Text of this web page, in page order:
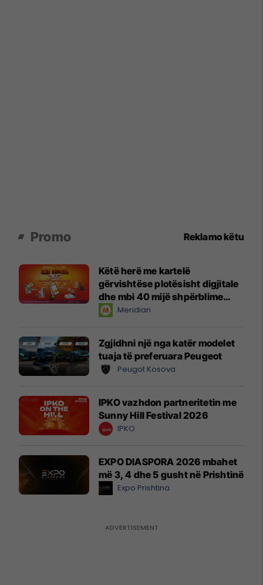
Promo Reklamo këtu
Këtë herë me kartelë
gërvishtëse plotësisht digjitale
dhe mbi 40 mijë shpërblime
instant!Meridian
Zgjidhni një nga katër modelet
tuaja të preferuara Peugeot
Peugot Kosova
IPKO vazhdon partneritetin me
Sunny Hill Festival 2026
IPKO
EXPO DIASPORA 2026 mbahet
më 3, 4 dhe 5 gusht në Prishtinë
Expo Prishtina